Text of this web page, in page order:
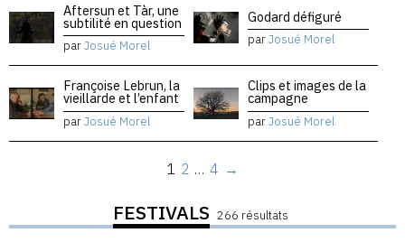
Aftersun et Tàr, une
subtilité en question
parJosué Morel
Godard défiguré
parJosué Morel
Françoise Lebrun, la
vieillarde et l’enfant
parJosué Morel
Clips et images de la
campagne
parJosué Morel
1 2 … 4 →
FESTIVALS 266 résultats